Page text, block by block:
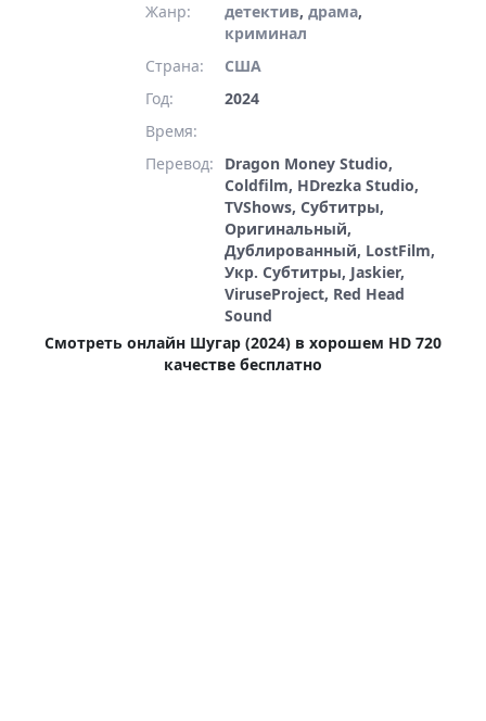
Жанр:
детектив,драма,
криминал
Страна:
США
Год:
2024
Время:
Перевод:
Dragon Money Studio,
Coldfilm, HDrezka Studio,
TVShows, Субтитры,
Оригинальный,
Дублированный, LostFilm,
Укр. Субтитры, Jaskier,
ViruseProject, Red Head
Sound
Смотреть онлайн Шугар (2024) в хорошем HD 720
качестве бесплатно